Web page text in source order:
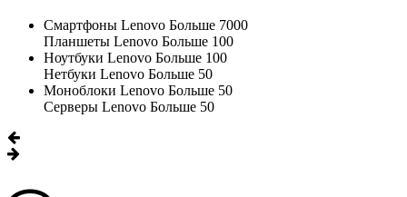
Смартфоны Lenovo Больше 7000
Планшеты Lenovo Больше 100
Ноутбуки Lenovo Больше 100
Нетбуки Lenovo Больше 50
Моноблоки Lenovo Больше 50
Серверы Lenovo Больше 50